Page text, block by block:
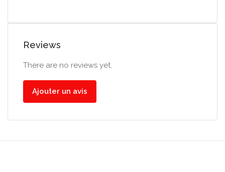
Reviews
There are no reviews yet.
Ajouter un avis